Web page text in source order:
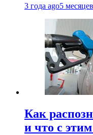
3 года ago5
Как
и что с